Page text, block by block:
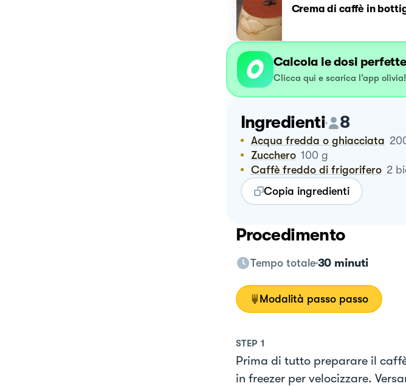
Crema di caffè in
Calcola le dosi
Clicca qui e scarica l’app olivia!
Ingredienti 8
Acqua fredda o ghiacciata
Zucchero 100 g
Caffè freddo di frigorifero 2
Copia ingredienti
Procedimento
Tempo totale 30 minuti
Modalità passo passo
STEP 1
Prima di tutto preparare il
in freezer per velocizzare.